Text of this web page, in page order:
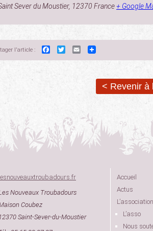
Sever du Moustier, 12370 France+ Google
l'article : Facebook
TwitterEmail
< Revenir à
lesnouveauxtroubadours.fr
Nouveaux Troubadours
Coubez
Saint-Sever-du-Moustier
Accueil
Actus
L’association
L’asso
Nous